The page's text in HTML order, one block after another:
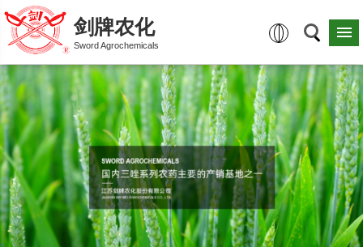
剑牌农化
Sword Agrochemicals